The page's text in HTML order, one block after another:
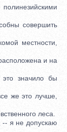
совершить
местности,
и на
значило бы
же это лучше,
леса.
я не допускаю